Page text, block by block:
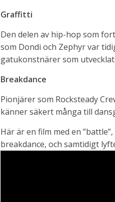
Graffitti
Den delen av hip-hop som
som Dondi och Zephyr var
gatukonstnärer som
Breakdance
Pionjärer som Rocksteady
känner säkert många till
Här är en film med en
breakdance, och samtidigt